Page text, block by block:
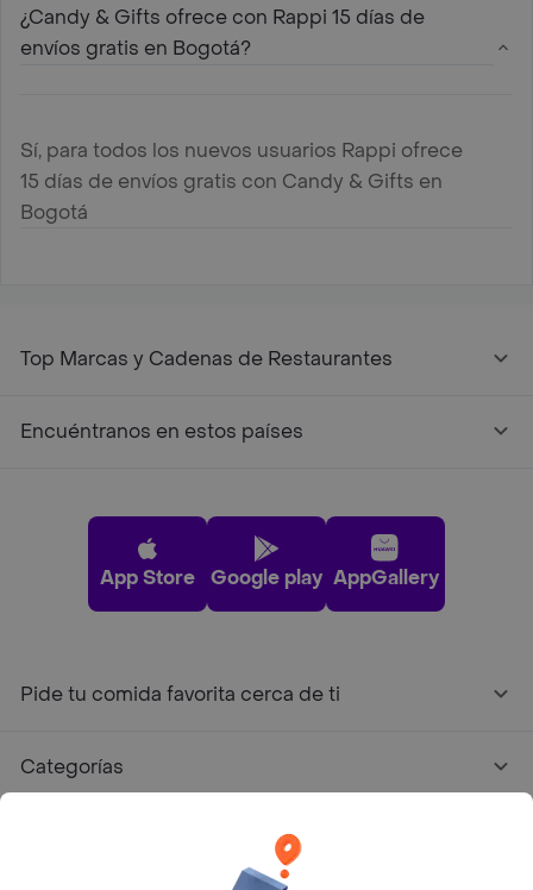
¿Candy & Gifts ofrece con Rappi 15 días de
envíos gratis en Bogotá?
Sí, para todos los nuevos usuarios Rappi ofrece
15 días de envíos gratis con Candy & Gifts en
Bogotá
Top Marcas y Cadenas de Restaurantes
Encuéntranos en estos países
App Store Google play AppGallery
Pide tu comida favorita cerca de ti
Categorías